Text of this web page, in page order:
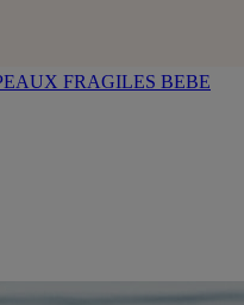
FRAGILES BEBE